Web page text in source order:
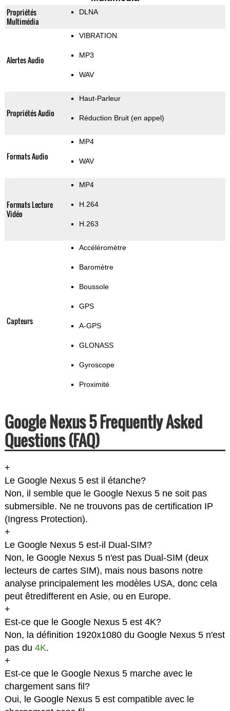
Propriétés
Multimédia
DLNA
Alertes Audio
VIBRATION
MP3
WAV
Propriétés Audio
Haut-Parleur
Réduction Bruit (en appel)
Formats Audio
MP4
WAV
Formats Lecture
Vidéo
MP4
H.264
H.263
Capteurs
Accéléromètre
Baromètre
Boussole
GPS
A-GPS
GLONASS
Gyroscope
Proximité
Google Nexus 5 Frequently Asked
Questions (FAQ)
+
Le Google Nexus 5 est il étanche?
Non, il semble que le Google Nexus 5 ne soit pas
submersible. Ne ne trouvons pas de certification IP
(Ingress Protection).
+
Le Google Nexus 5 est-il Dual-SIM?
Non, le Google Nexus 5 n'est pas Dual-SIM (deux
lecteurs de cartes SIM), mais nous basons notre
analyse principalement les modèles USA, donc cela
peut êtredifferent en Asie, ou en Europe.
+
Est-ce que le Google Nexus 5 est 4K?
Non, la définition 1920x1080 du Google Nexus 5 n'est
pas du 4K.
+
Est-ce que le Google Nexus 5 marche avec le
chargement sans fil?
Oui, le Google Nexus 5 est compatible avec le